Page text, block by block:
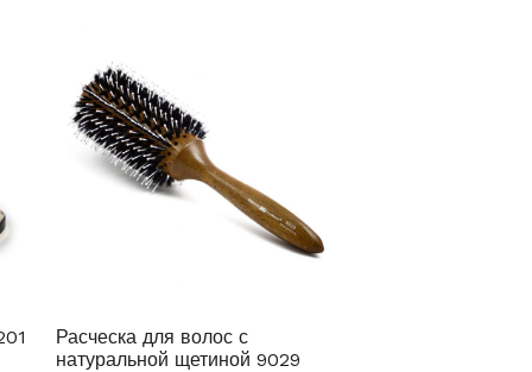
Расческа для волос с
натуральной щетиной 9029